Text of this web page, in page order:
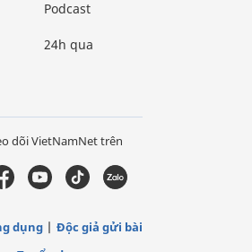
Podcast
24h qua
dõi VietNamNet trên
dụng
Độc giả gửi bài